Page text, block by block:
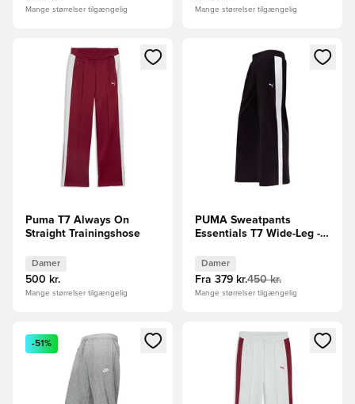
Mange størrelser tilgængelig Mange størrelser tilgængelig
Åbner en Modal til at logge ind eller tilmelde dig som
Puma T7 Always On
Straight Trainingshose
Damer
500 kr.
Mange størrelser tilgængelig
Åbner en Modal til at logge
PUMA Sweatpants
Essentials T7 Wide-Leg -
Damer
Fra 379 kr.450 kr.
Mange størrelser tilgængelig
Åbner en Modal til at logge ind eller tilmelde dig som
-51%
Åbner en Modal til at logge